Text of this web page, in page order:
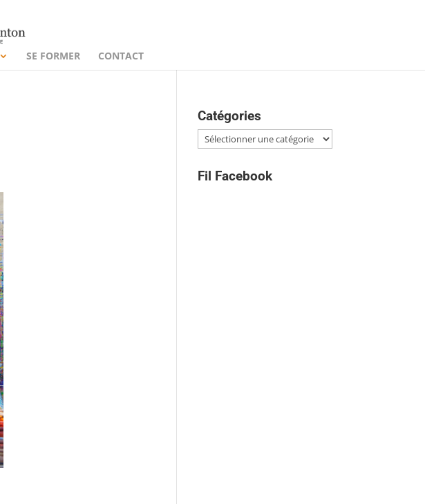
SE FORMER CONTACT
Catégories
Catégories
Fil Facebook